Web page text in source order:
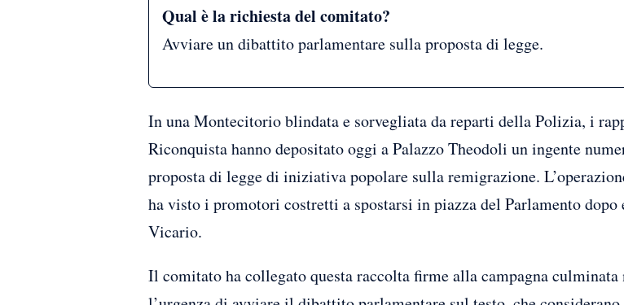
Qual è la richiesta del comitato?
Avviare un dibattito parlamentare sulla proposta di legge.
In una Montecitorio blindata e sorvegliata da reparti della Polizia, i
Riconquista hanno depositato oggi a Palazzo Theodoli un ingente
proposta di legge di iniziativa popolare sulla remigrazione.
ha visto i promotori costretti a spostarsi in piazza del Parlamento
Vicario.
Il comitato ha collegato questa raccolta firme alla campagna